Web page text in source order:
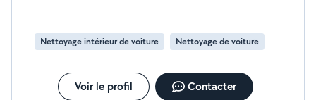
Nettoyage intérieur de voiture Nettoyage de voiture
Voir le profil Contacter